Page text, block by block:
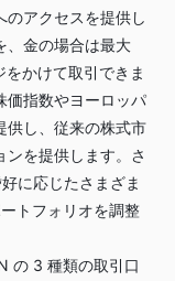
アクセスを提供し
、金の場合は最大
かけて取引できま
価指数やヨーロッパ
供し、従来の株式市
を提供します。さ
に応じたさまざま
トフォリオを調整
の 3 種類の取引口